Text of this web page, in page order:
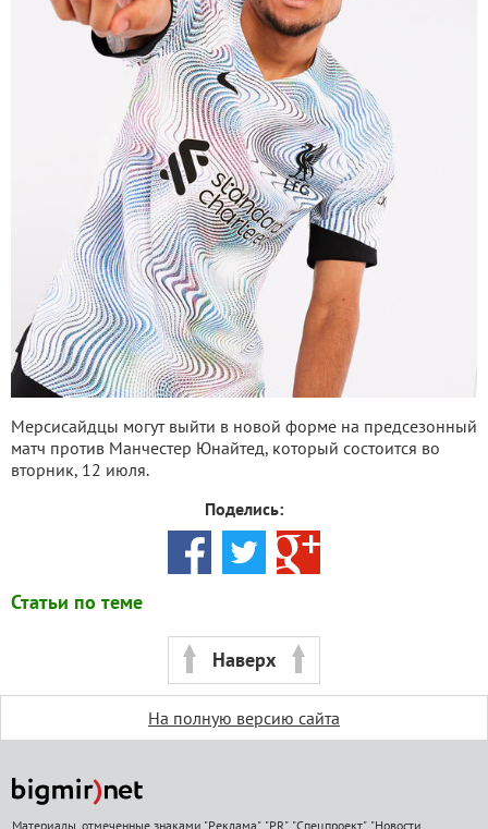
Мерсисайдцы могут выйти в новой форме на предсезонный
матч против Манчестер Юнайтед, который состоится во
вторник, 12 июля.
Поделись:
Статьи по теме
Наверх
На полную версию сайта
Материалы, отмеченные знаками "Реклама", "PR", "Спецпроект", "Новости